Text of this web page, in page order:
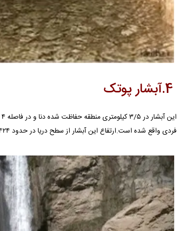
فردی واقع شده است.ارتفاع این آبشار از سطح دریا در حدود ۲۴۲۴ متر و در منطقه ای کوهستانی واقع است.